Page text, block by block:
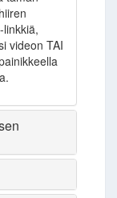
videon TAI